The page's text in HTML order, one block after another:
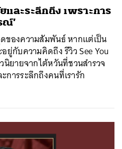
และระลึกถึง เพราะการ
ณ์’
ของความสัมพันธ์ หากแต่เป็น
ยู่กับความคิดถึง รีวิว See You
นิยายจากไต้หวันที่ชวนสำรวจ
ารระลึกถึงคนที่เรารัก